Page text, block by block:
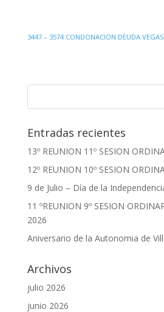
3447 – 3574 CONDONACION DEUDA
Entradas recientes
13º REUNION 11º SESION
12º REUNION 10º SESION
9 de Julio – Día de la
11 ºREUNION 9º SESION
2026
Aniversario de la Autonomia de
Archivos
julio 2026
junio 2026